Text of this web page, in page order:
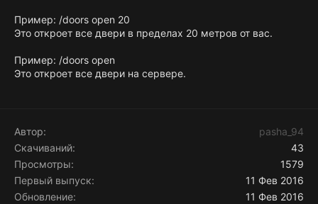
Пример: /doors open 20
Это откроет все двери в пределах 20 метров от вас.
Пример: /doors open
Это откроет все двери на сервере.
Автор
pasha_94
Скачиваний
43
Просмотры
1579
Первый выпуск
11 Фев 2016
Обновление
11 Фев 2016